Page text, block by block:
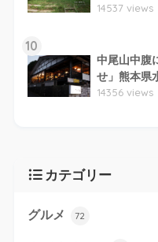
14537 views
10
中尾山中腹
せ」熊本県
14356 views
カテゴリー
グルメ 72